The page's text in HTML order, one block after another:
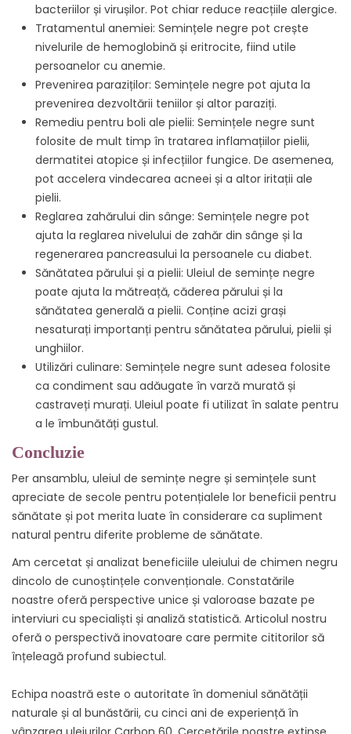
bacteriilor și virușilor. Pot chiar reduce reacțiile alergice.
Tratamentul anemiei: Semințele negre pot crește
nivelurile de hemoglobină și eritrocite, fiind utile
persoanelor cu anemie.
Prevenirea paraziților: Semințele negre pot ajuta la
prevenirea dezvoltării teniilor și altor paraziți.
Remediu pentru boli ale pielii: Semințele negre sunt
folosite de mult timp în tratarea inflamațiilor pielii,
dermatitei atopice și infecțiilor fungice. De asemenea,
pot accelera vindecarea acneei și a altor iritații ale
pielii.
Reglarea zahărului din sânge: Semințele negre pot
ajuta la reglarea nivelului de zahăr din sânge și la
regenerarea pancreasului la persoanele cu diabet.
Sănătatea părului și a pielii: Uleiul de semințe negre
poate ajuta la mătreață, căderea părului și la
sănătatea generală a pielii. Conține acizi grași
nesaturați importanți pentru sănătatea părului, pielii și
unghiilor.
Utilizări culinare: Semințele negre sunt adesea folosite
ca condiment sau adăugate în varză murată și
castraveți murați. Uleiul poate fi utilizat în salate pentru
a le îmbunătăți gustul.
Concluzie
Per ansamblu, uleiul de semințe negre și semințele sunt
apreciate de secole pentru potențialele lor beneficii pentru
sănătate și pot merita luate în considerare ca supliment
natural pentru diferite probleme de sănătate.
Am cercetat și analizat beneficiile uleiului de chimen negru
dincolo de cunoștințele convenționale. Constatările
noastre oferă perspective unice și valoroase bazate pe
interviuri cu specialiști și analiză statistică. Articolul nostru
oferă o perspectivă inovatoare care permite cititorilor să
înțeleagă profund subiectul.
Echipa noastră este o autoritate în domeniul sănătății
naturale și al bunăstării, cu cinci ani de experiență în